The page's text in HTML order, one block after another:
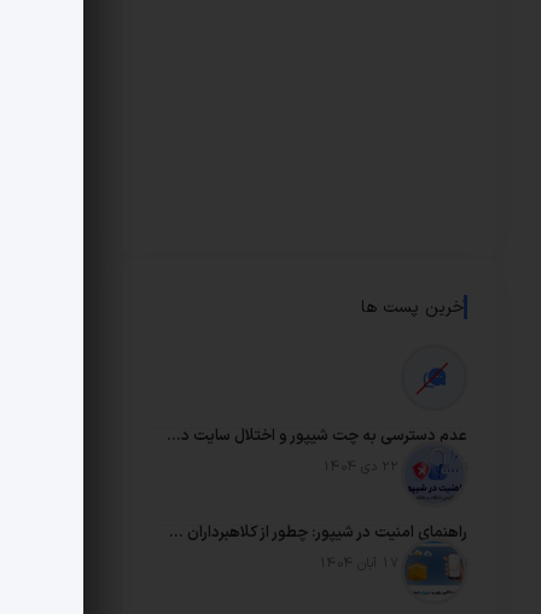
آخرین پست ها
عدم دسترسی به چت شیپور و اختلال سایت در شرایط فعلی
تاریخ انتشار: 22 دی 1404
راهنمای امنیت در شیپور: چطور از کلاهبرداران در امان بمانیم؟
تاریخ انتشار: 17 آبان 1404